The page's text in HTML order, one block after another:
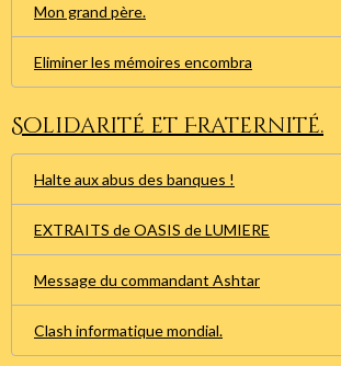
Mon grand père.
Eliminer les mémoires encombra
Solidarité et Fraternité.
Halte aux abus des banques !
EXTRAITS de OASIS de LUMIERE
Message du commandant Ashtar
Clash informatique mondial.